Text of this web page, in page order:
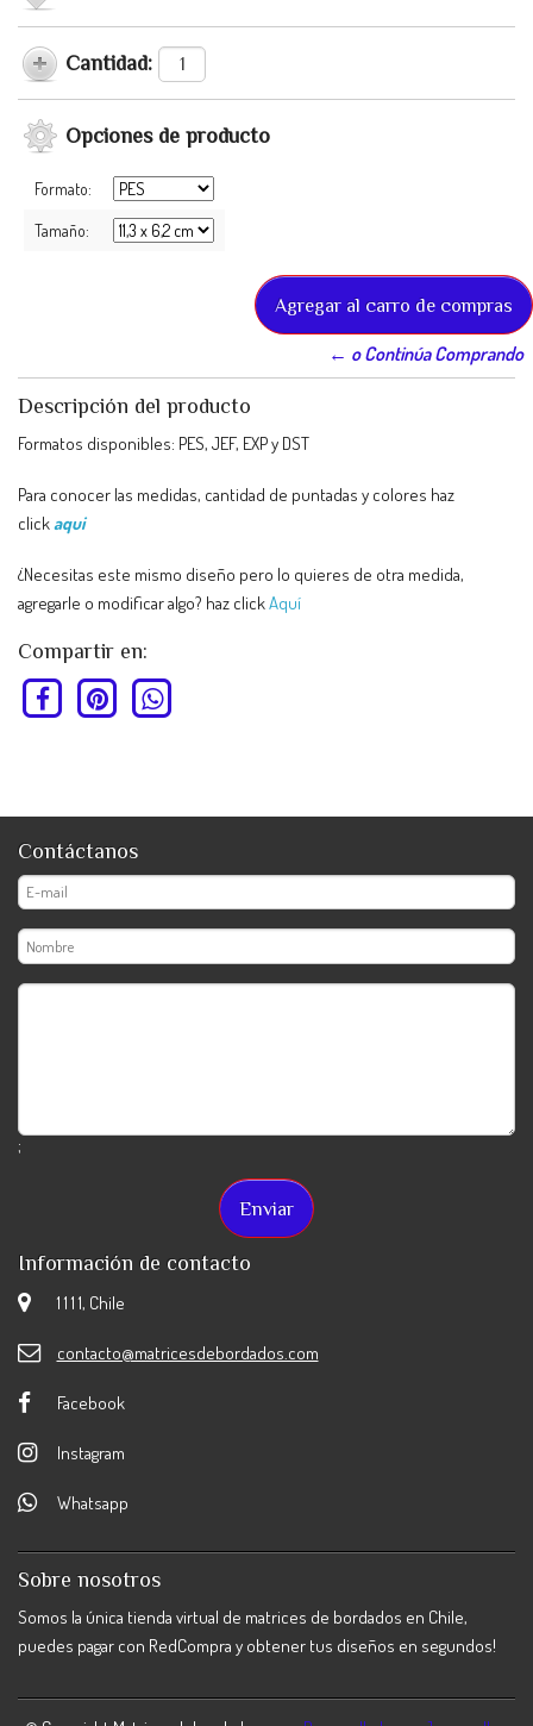
Cantidad:
Opciones de producto
Formato:
Tamaño:
← o Continúa Comprando
Descripción del producto
Formatos disponibles: PES, JEF, EXP y DST
Para conocer las medidas, cantidad de puntadas y colores haz
clickaqui
¿Necesitas este mismo diseño pero lo quieres de otra medida,
agregarle o modificar algo? haz clickAquí
Compartir en:
Contáctanos
;
Información de contacto
1 1 1 1, Chile
contacto@matricesdebordados.com
Facebook
Instagram
Whatsapp
Sobre nosotros
Somos la única tienda virtual de matrices de bordados en Chile,
puedes pagar con RedCompra y obtener tus diseños en segundos!